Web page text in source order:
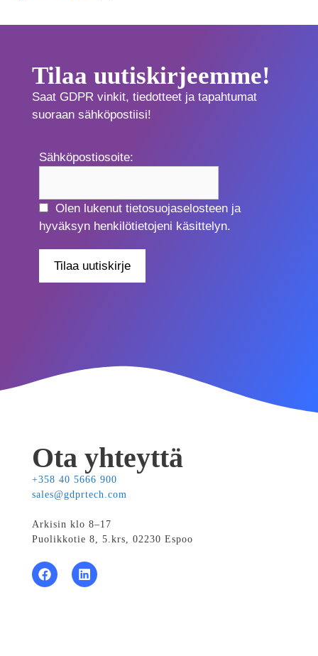
Tilaa uutiskirjeemme!
Saat GDPR vinkit, tiedotteet ja tapahtumat
suoraan sähköpostiisi!
Sähköpostiosoite:
Olen lukenut tietosuojaselosteen ja
hyväksyn henkilötietojeni käsittelyn.
Ota yhteyttä
+358 40 5666 900
sales@gdprtech.com
Arkisin klo 8–17
Puolikkotie 8, 5.krs, 02230 Espoo